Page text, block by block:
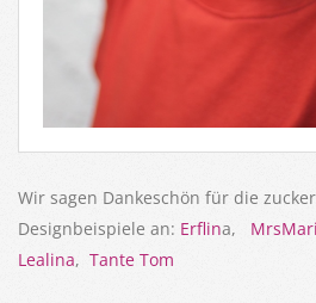
Wir sagen Dankeschön für die
Designbeispiele an: Erflina,
Lealina, Tante Tom